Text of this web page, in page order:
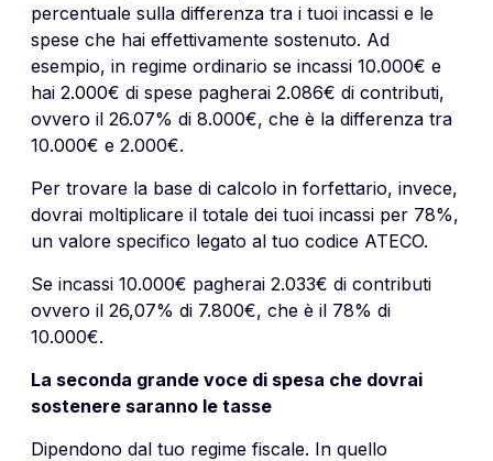
percentuale sulla differenza tra i tuoi incassi e le
spese che hai effettivamente sostenuto. Ad
esempio, in regime ordinario se incassi 10.000€ e
hai 2.000€ di spese pagherai 2.086€ di contributi,
ovvero il 26.07% di 8.000€, che è la differenza tra
10.000€ e 2.000€.
Per trovare la base di calcolo in forfettario, invece,
dovrai moltiplicare il totale dei tuoi incassi per 78%,
un valore specifico legato al tuo codice ATECO.
Se incassi 10.000€ pagherai 2.033€ di contributi
ovvero il 26,07% di 7.800€, che è il 78% di
10.000€.
La seconda grande voce di spesa che dovrai
sostenere saranno le tasse
Dipendono dal tuo regime fiscale. In quello